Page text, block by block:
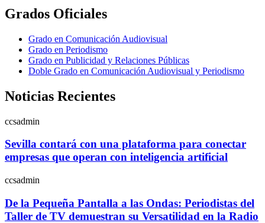
Grados Oficiales
Grado en Comunicación Audiovisual
Grado en Periodismo
Grado en Publicidad y Relaciones Públicas
Doble Grado en Comunicación Audiovisual y Periodismo
Noticias Recientes
ccsadmin
Sevilla contará con una plataforma para conectar
empresas que operan con inteligencia artificial
ccsadmin
De la Pequeña Pantalla a las Ondas: Periodistas del
Taller de TV demuestran su Versatilidad en la Radio